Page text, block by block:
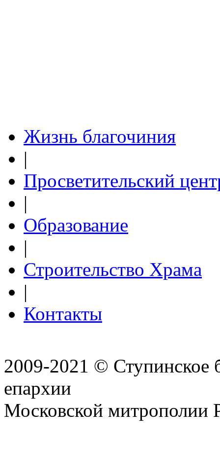
Жизнь благочиния
|
Просветительский
|
Образование
|
Строительство Храма
|
Контакты
2009-2021 © Ступинское
епархии
Московской митрополии